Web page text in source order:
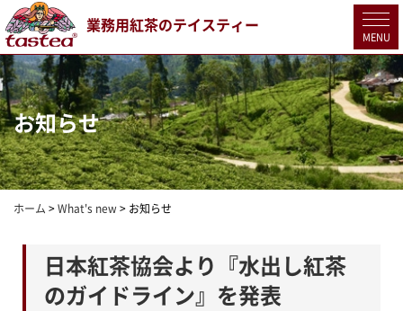
MENU
業務用紅茶のテイスティー
お知らせ
ホーム >What's new> お知らせ
日本紅茶協会より『水出し紅茶
のガイドライン』を発表